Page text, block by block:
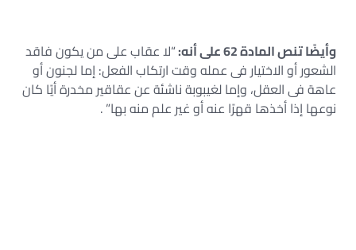
وأيضًا تنص المادة 62 على أنه:
“لا عقاب على من يكون فاقد
الشعور أو الاختيار فى عمله وقت ارتكاب الفعل: إما لجنون أو
عاهة فى العقل، وإما لغيبوبة ناشئة عن عقاقير مخدرة أيًا كان
نوعها إذا أخذها قهرًا عنه أو غير علم منه بها” .